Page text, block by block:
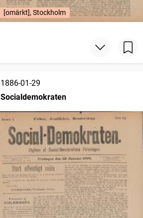
[omärkt], Stockholm
1886-01-29
Socialdemokraten